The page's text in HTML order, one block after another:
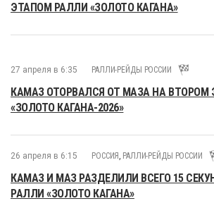
ЭТАПОМ РАЛЛИ «ЗОЛОТО КАГАНА»
27 апреля в 6:35 РАЛЛИ-РЕЙДЫ РОССИИ
КАМАЗ ОТОРВАЛСЯ ОТ МАЗА НА ВТОРОМ
«ЗОЛОТО КАГАНА-2026»
26 апреля в 6:15 РОССИЯ , РАЛЛИ-РЕЙДЫ РОССИИ
КАМАЗ И МАЗ РАЗДЕЛИЛИ ВСЕГО 15
РАЛЛИ «ЗОЛОТО КАГАНА»